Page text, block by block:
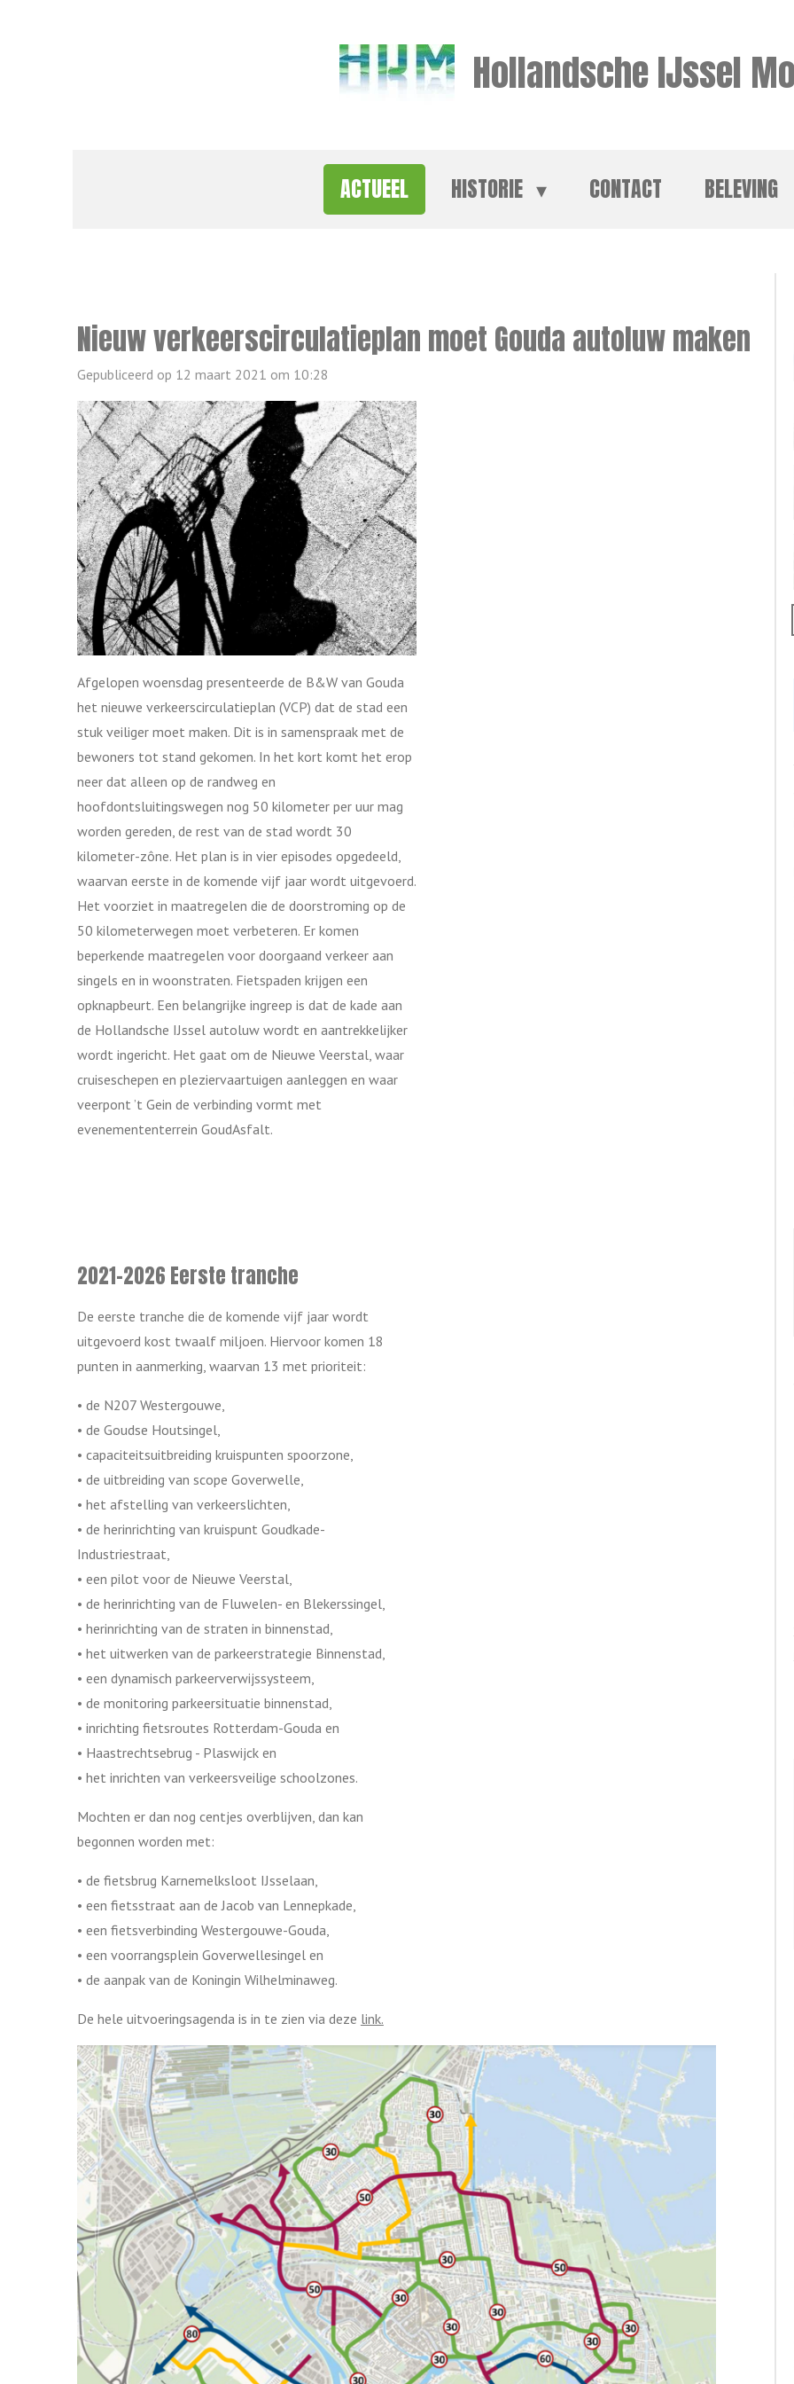
Hollandsche IJssel
ACTUEEL HISTORIE CONTACT BELEVING
Nieuw verkeerscirculatieplan moet Gouda autoluw maken
Gepubliceerd op 12 maart 2021 om 10:28
Afgelopen woensdag presenteerde de B&W van Gouda
het nieuwe verkeerscirculatieplan (VCP) dat de stad een
stuk veiliger moet maken. Dit is in samenspraak met de
bewoners tot stand gekomen. In het kort komt het erop
neer dat alleen op de randweg en
hoofdontsluitingswegen nog 50 kilometer per uur mag
worden gereden, de rest van de stad wordt 30
kilometer-zône. Het plan is in vier episodes opgedeeld,
waarvan eerste in de komende vijf jaar wordt uitgevoerd.
Het voorziet in maatregelen die de doorstroming op de
50 kilometerwegen moet verbeteren. Er komen
beperkende maatregelen voor doorgaand verkeer aan
singels en in woonstraten. Fietspaden krijgen een
opknapbeurt. Een belangrijke ingreep is dat de kade aan
de Hollandsche IJssel autoluw wordt en aantrekkelijker
wordt ingericht. Het gaat om de Nieuwe Veerstal, waar
cruiseschepen en pleziervaartuigen aanleggen en waar
veerpont ’t Gein de verbinding vormt met
evenemententerrein GoudAsfalt.
2021-2026 Eerste tranche
De eerste tranche die de komende vijf jaar wordt
uitgevoerd kost twaalf miljoen. Hiervoor komen 18
punten in aanmerking, waarvan 13 met prioriteit:
• de N207 Westergouwe,
• de Goudse Houtsingel,
• capaciteitsuitbreiding kruispunten spoorzone,
• de uitbreiding van scope Goverwelle,
• het afstelling van verkeerslichten,
• de herinrichting van kruispunt Goudkade-
Industriestraat,
• een pilot voor de Nieuwe Veerstal,
• de herinrichting van de Fluwelen- en Blekerssingel,
• herinrichting van de straten in binnenstad,
• het uitwerken van de parkeerstrategie Binnenstad,
• een dynamisch parkeerverwijssysteem,
• de monitoring parkeersituatie binnenstad,
• inrichting fietsroutes Rotterdam-Gouda en
• Haastrechtsebrug - Plaswijck en
• het inrichten van verkeersveilige schoolzones.
Mochten er dan nog centjes overblijven, dan kan
begonnen worden met:
• de fietsbrug Karnemelksloot IJsselaan,
• een fietsstraat aan de Jacob van Lennepkade,
• een fietsverbinding Westergouwe-Gouda,
• een voorrangsplein Goverwellesingel en
• de aanpak van de Koningin Wilhelminaweg.
De hele uitvoeringsagenda is in te zien via deze link.